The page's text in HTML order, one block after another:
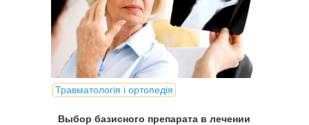
Травматологія і ортопедія
Выбор базисного препарата в лечении